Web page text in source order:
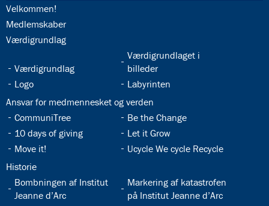
32.1:
Velkommen!
32.2:
Medlemskaber
32.3:
Værdigrundlag
32.4:
Værdigrundlag
32.5:
Værdigrundlaget i
billeder
32.6:
Logo 32.7:
Labyrinten
32.8:
Ansvar for medmennesket og verden
32.9:
CommuniTree 32.10:
Be the Change
32.11:
10 days of giving 32.12:
Let it Grow
32.13:
Move it! 32.14:
Ucycle We cycle Recycle
32.15:
Historie
32.16:
Bombningen af Institut
Jeanne d’Arc
32.17:
Markering af katastrofen
på Institut Jeanne d’Arc